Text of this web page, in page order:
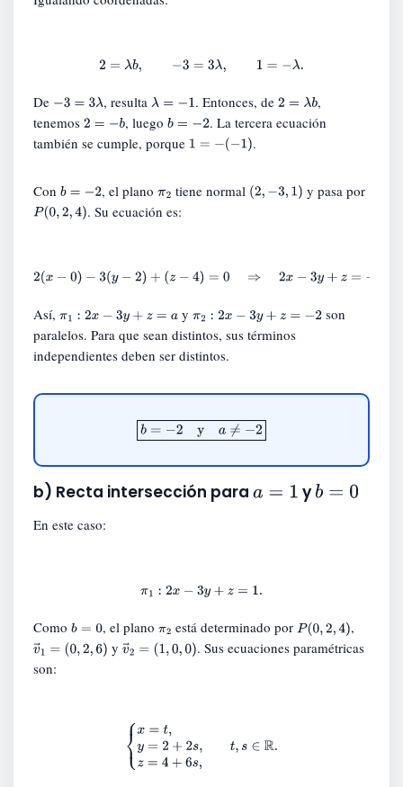
b,−3=3λ,1
De −3= 3λ , resulta λ =− 1 . Entonces, de2 =λ b ,
tenemos 2 =− b , luegob =− 2
. La tercera ecuación
también se cumple, porque 1 =− −1) .
Con b =− 2 , el planoπ
2
tiene normal (2,−3,1 )
y pasa por
P(0,2,4) . Su ecuación es:
2 (x−0)−3( y− 2)+(z −4 )=0⇒ x−3 +z= −2.
Así, π1 :2x− 3y +z=a yπ2 :2x− 3y +z=−2
son
paralelos. Para que sean distintos, sus términos
independientes deben ser distintos.
b= 2y ≠− 2
b) Recta intersección para a =1 yb =0
En este caso:
π1:2 x−3y +z = 1.
Como b =0 , el plano π
2
está determinado por P(0,2,4) ,
v→1 =(0,2, 6) y v→2 =(1,0, 0). Sus ecuaciones paramétricas
son:
{x= ,y =2